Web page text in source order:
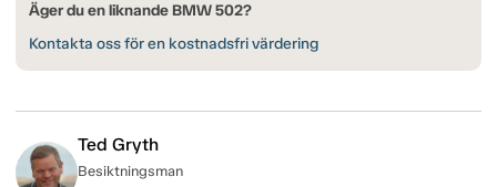
Äger du en liknande BMW 502?
Kontakta oss för en kostnadsfri värdering
Ted Gryth
Besiktningsman